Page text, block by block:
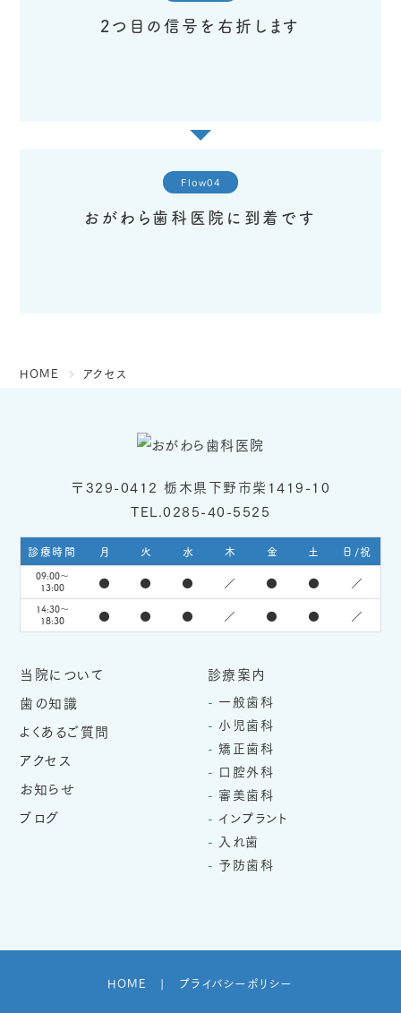
2つ目の信号を右折します
Flow04
おがわら歯科医院に到着です
HOME アクセス
〒329-0412 栃木県下野市柴1419-10
TEL.0285-40-5525
診療時間 月 火 水 木 金 土 日/祝
09:00～
13:00
● ● ● ／ ● ● ／
14:30～
18:30
● ● ● ／ ● ● ／
当院について
歯の知識
よくあるご質問
アクセス
お知らせ
ブログ
診療案内
一般歯科
小児歯科
矯正歯科
口腔外科
審美歯科
インプラント
入れ歯
予防歯科
HOME プライバシーポリシー